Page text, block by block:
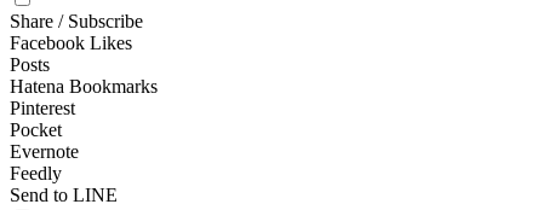
Share / Subscribe
Facebook Likes
Posts
Hatena Bookmarks
Pinterest
Pocket
Evernote
Feedly
Send to LINE